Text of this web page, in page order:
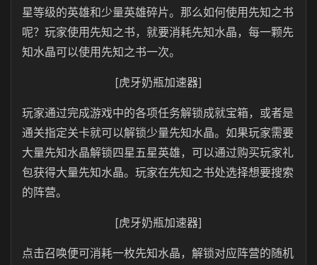
星等级的英雄和少量英雄碎片。那么如何使用先知之书
呢？玩家使用先知之书，就要消耗先知水晶，每一颗先
知水晶可以使用先知之书一次。
[虎牙奶瓶加速器]
玩家通过完成游戏中的各项任务解锁成就宝箱，或者是
通关指定关卡就可以解锁少量先知水晶。如果玩家需要
大量先知水晶解锁四星五星英雄，可以通过购买玩家礼
包获得大量先知水晶。玩家在先知之书处选择想要搜索
的阵营。
[虎牙奶瓶加速器]
点击召唤便可消耗一枚先知水晶，解锁对应阵营的随机